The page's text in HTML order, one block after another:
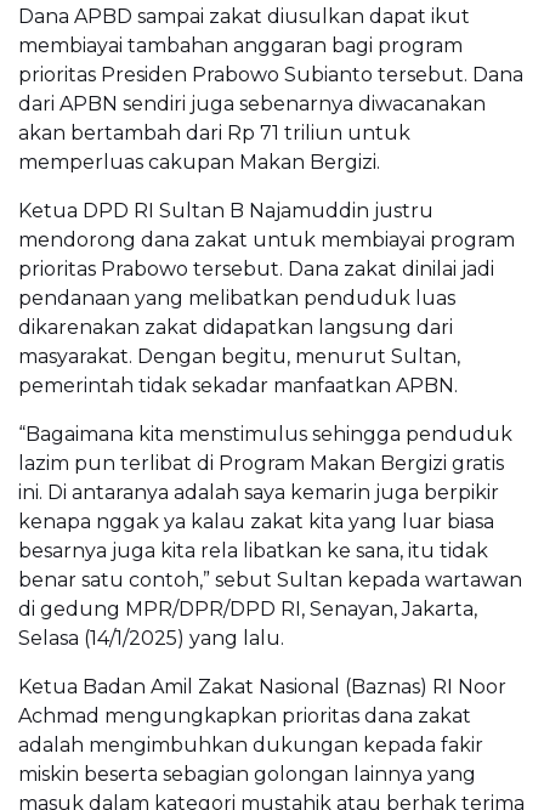
Dana APBD sampai zakat diusulkan dapat ikut
membiayai tambahan anggaran bagi program
prioritas Presiden Prabowo Subianto tersebut. Dana
dari APBN sendiri juga sebenarnya diwacanakan
akan bertambah dari Rp 71 triliun untuk
memperluas cakupan Makan Bergizi.
Ketua DPD RI Sultan B Najamuddin justru
mendorong dana zakat untuk membiayai program
prioritas Prabowo tersebut. Dana zakat dinilai jadi
pendanaan yang melibatkan penduduk luas
dikarenakan zakat didapatkan langsung dari
masyarakat. Dengan begitu, menurut Sultan,
pemerintah tidak sekadar manfaatkan APBN.
“Bagaimana kita menstimulus sehingga penduduk
lazim pun terlibat di Program Makan Bergizi gratis
ini. Di antaranya adalah saya kemarin juga berpikir
kenapa nggak ya kalau zakat kita yang luar biasa
besarnya juga kita rela libatkan ke sana, itu tidak
benar satu contoh,” sebut Sultan kepada wartawan
di gedung MPR/DPR/DPD RI, Senayan, Jakarta,
Selasa (14/1/2025) yang lalu.
Ketua Badan Amil Zakat Nasional (Baznas) RI Noor
Achmad mengungkapkan prioritas dana zakat
adalah mengimbuhkan dukungan kepada fakir
miskin beserta sebagian golongan lainnya yang
masuk dalam kategori mustahik atau berhak terima